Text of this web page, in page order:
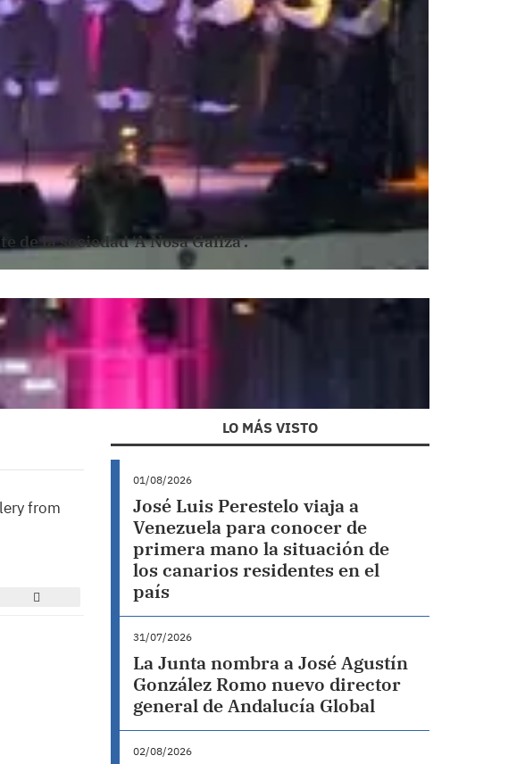
la sociedad ‘A Nosa Galiza’.
from
LO MÁS VISTO
01/08/2026
José Luis Perestelo viaja a
Venezuela para conocer de
primera mano la situación de
los canarios residentes en el
país
31/07/2026
La Junta nombra a José Agustín
González Romo nuevo director
general de Andalucía Global
02/08/2026